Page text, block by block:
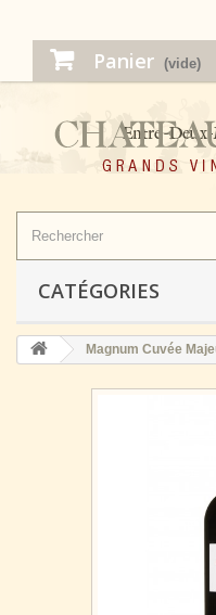
Panier (vide)
CATÉGORIES
Magnum Cuvée